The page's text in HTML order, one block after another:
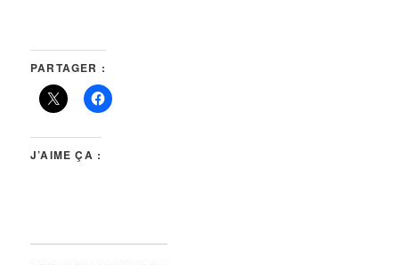
PARTAGER :
J’AIME ÇA :